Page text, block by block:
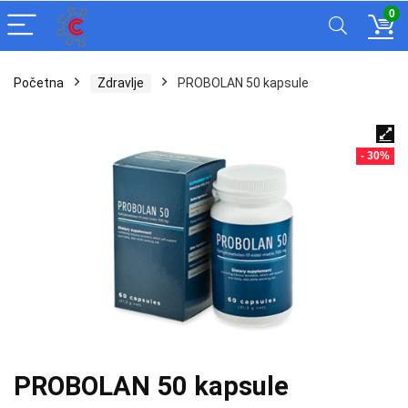
0
Početna Zdravlje PROBOLAN 50 kapsule
- 30%
PROBOLAN 50 kapsule